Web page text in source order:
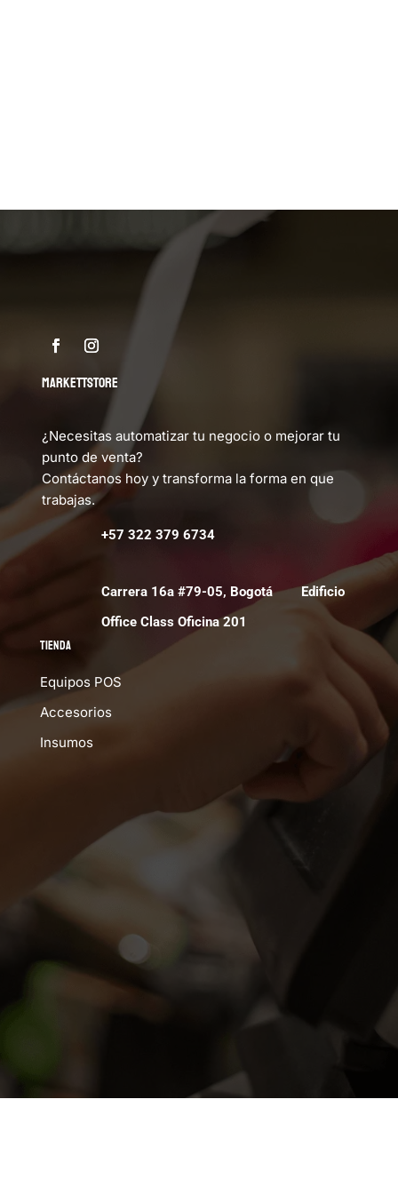
MARKETTSTORE
¿Necesitas automatizar tu negocio o mejorar tu
punto de venta?
Contáctanos hoy y transforma la forma en que
trabajas.
+57 322 379 6734
Carrera 16a #79-05, Bogotá Edificio
Office Class Oficina 201
Tienda
Equipos POS
Accesorios
Insumos